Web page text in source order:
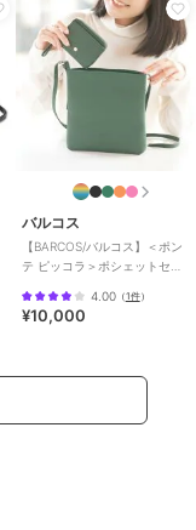
バルコス
【BARCOS/バルコス】＜ポン
テ ピッコラ＞ポシェットセッ
4.00（1件）
¥10,000